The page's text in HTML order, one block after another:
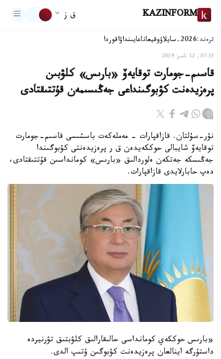
KAZINFORM ق ز
ترەند:2026-سايلاۋ وقيعاتاعايىنداۋاقوردا
07:33, 12 تامىز 2019
قاسىم-جومارت توقايەۆ «بارىس» كلۋبىن
پرەزيدەنت كۋبوگىنداعى جەڭىسىمەن قۇتتىقتادى
نۇر-سۇلتان. قازاقپارات - مەملەكەت باسشىسى قاسىم-جومارت
توقايەۆ شايبالى حوككەيدەن ق ر پرەزيدەنتى كۋبوگىندا
جەڭىسكە جەتكەن ەلوردالىق «بارىس» كومانداسىن قۇتتىقتادى،
دەپ حابارلايدى قازاقپارات.
«بارىس حوككەي كومانداسى حالىقارالىق كلۋبتىق تۋرنيردە
داستۇرگە اينالعان پرەزيدەنت كۋبوگىن ۇتىپ الدى.